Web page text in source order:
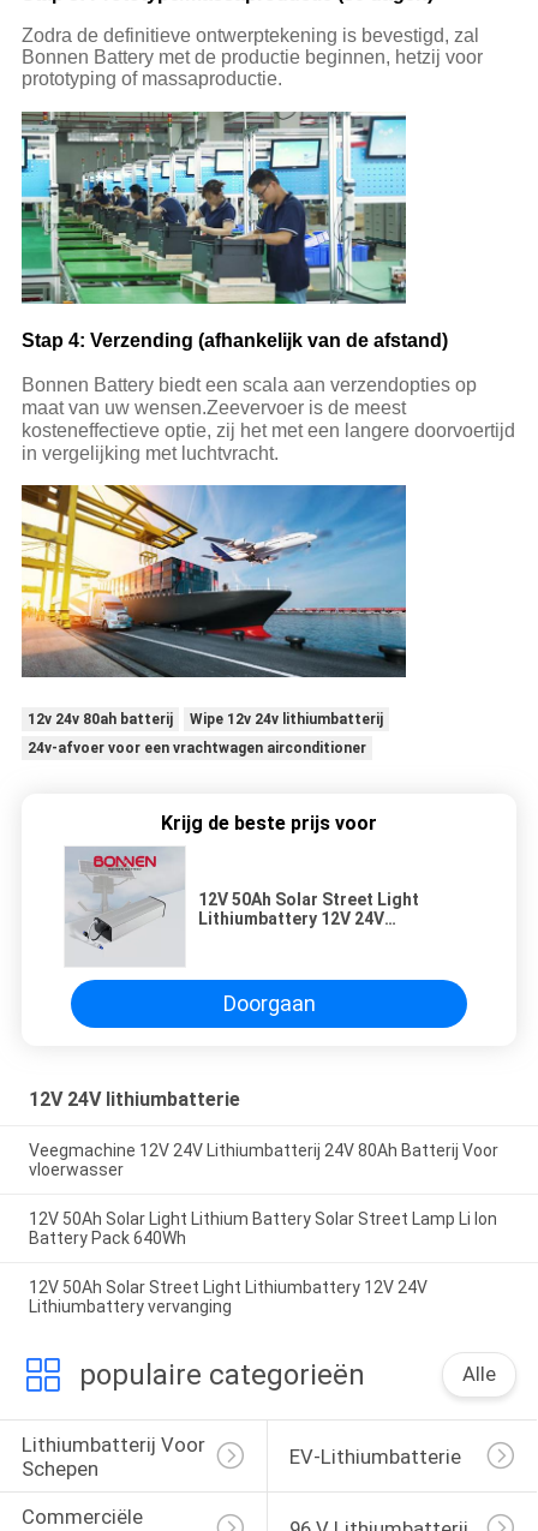
Zodra de definitieve ontwerptekening is bevestigd, zal
Bonnen Battery met de productie beginnen, hetzij voor
prototyping of massaproductie.
Stap 4: Verzending (afhankelijk van de afstand)
Bonnen Battery biedt een scala aan verzendopties op
maat van uw wensen.Zeevervoer is de meest
kosteneffectieve optie, zij het met een langere doorvoertijd
in vergelijking met luchtvracht.
12v 24v 80ah batterij
Wipe 12v 24v lithiumbatterij
24v-afvoer voor een vrachtwagen airconditioner
Krijg de beste prijs voor
12V 50Ah Solar Street Light
Lithiumbattery 12V 24V
Doorgaan
12V 24V lithiumbatterie
Veegmachine 12V 24V Lithiumbatterij 24V 80Ah Batterij Voor
vloerwasser
12V 50Ah Solar Light Lithium Battery Solar Street Lamp Li Ion
Battery Pack 640Wh
12V 50Ah Solar Street Light Lithiumbattery 12V 24V
Lithiumbattery vervanging
populaire categorieën Alle
Lithiumbatterij Voor
Schepen
EV-Lithiumbatterie
Commerciële